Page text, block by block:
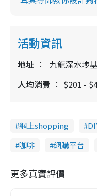
活動資訊
地址 九龍深水埗
人均消費 $201 -
網上shopping
咖啡
網購平台
更多真實評價